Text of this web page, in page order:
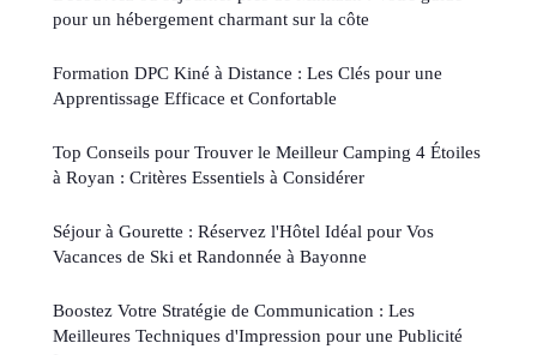
pour un hébergement charmant sur la côte
Formation DPC Kiné à Distance : Les Clés pour une
Apprentissage Efficace et Confortable
Top Conseils pour Trouver le Meilleur Camping 4 Étoiles
à Royan : Critères Essentiels à Considérer
Séjour à Gourette : Réservez l'Hôtel Idéal pour Vos
Vacances de Ski et Randonnée à Bayonne
Boostez Votre Stratégie de Communication : Les
Meilleures Techniques d'Impression pour une Publicité